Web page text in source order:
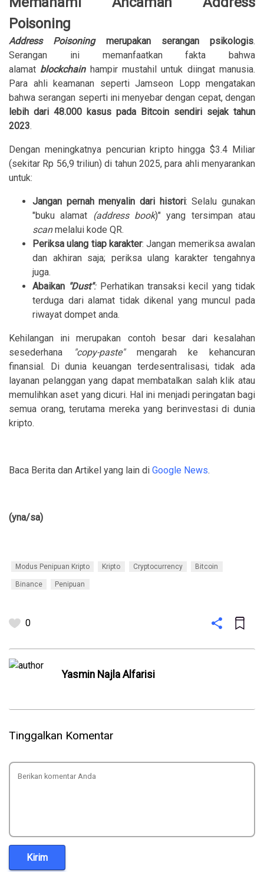
Poisoning
Address Poisoningmerupakan serangan psikologis.
Serangan ini memanfaatkan fakta bahwa
alamat blockchainhampir mustahil untuk diingat manusia.
Para ahli keamanan seperti Jamseon Lopp mengatakan
bahwa serangan seperti ini menyebar dengan cepat, dengan
lebih dari 48.000 kasus pada Bitcoin sendiri sejak tahun
2023.
Dengan meningkatnya pencurian kripto hingga $3.4 Miliar
(sekitar Rp 56,9 triliun) di tahun 2025, para ahli menyarankan
untuk:
Jangan pernah menyalin dari histori: Selalu gunakan
"buku alamat (address book)" yang tersimpan atau
scanmelalui kode QR.
Periksa ulang tiap karakter: Jangan memeriksa awalan
dan akhiran saja; periksa ulang karakter tengahnya
juga.
Abaikan "Dust": Perhatikan transaksi kecil yang tidak
terduga dari alamat tidak dikenal yang muncul pada
riwayat dompet anda.
Kehilangan ini merupakan contoh besar dari kesalahan
sesederhana
"copy-paste" mengarah ke kehancuran
finansial. Di dunia keuangan terdesentralisasi, tidak ada
layanan pelanggan yang dapat membatalkan salah klik atau
memulihkan aset yang dicuri. Hal ini menjadi peringatan bagi
semua orang, terutama mereka yang berinvestasi di dunia
kripto.
Baca Berita dan Artikel yang lain di Google News.
(yna/sa)
Modus Penipuan Kripto Kripto Cryptocurrency Bitcoin
Binance Penipuan
0
Yasmin Najla Alfarisi
Tinggalkan Komentar
Kirim